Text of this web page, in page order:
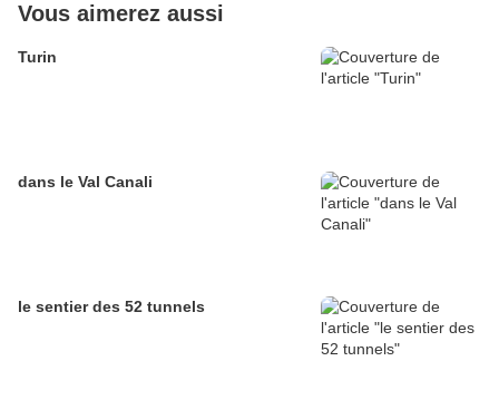
Vous aimerez aussi
Turin
dans le Val Canali
le sentier des 52 tunnels